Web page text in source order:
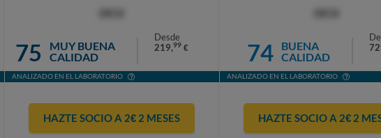
75
MUY BUENA
CALIDAD
Desde
219,99 €
ANALIZADO EN EL LABORATORIO
HAZTE SOCIO A 2€ 2 MESES
74
BUENA
CALIDAD
ANALIZADO EN EL LABORATORIO
HAZTE SOCIO A 2€ 2